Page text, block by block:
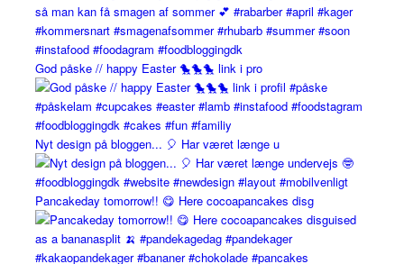
God påske // happy Easter 🐤🐤🐤 link i pro
Nyt design på bloggen... 🎈 Har været længe u
Pancakeday tomorrow!! 😋 Here cocoapancakes disg